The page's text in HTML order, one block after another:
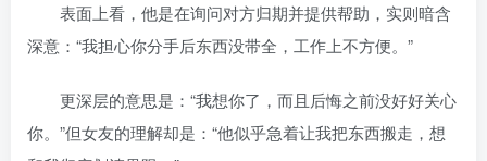
表面上看，他是在询问对方归期并提供帮助，实则暗含
深意：“我担心你分手后东西没带全，工作上不方便。”
更深层的意思是：“我想你了，而且后悔之前没好好关心
你。”但女友的理解却是：“他似乎急着让我把东西搬走，想